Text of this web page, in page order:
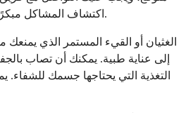
اكتشاف المشاكل مبكرًا يمنع المضاعفات الخطيرة.
الغثيان أو القيء المستمر الذي
إلى عناية طبية. يمكنك أن تصاب
التغذية التي يحتاجها جسمك للشفاء.